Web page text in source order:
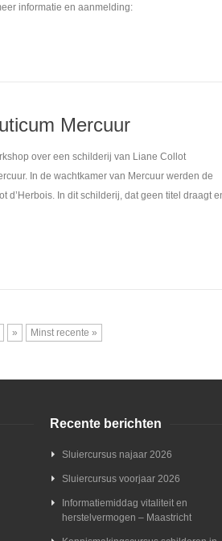
informatie en aanmelding:
Mercuur
over een schilderij van Liane Collot
In de wachtkamer van Mercuur werden de
d’Herbois. In dit schilderij, dat geen titel draagt
» Minst recente »
Recente berichten
Sluiercursus najaar 2026
Sluiercursus voorjaar 2026
Informatiemiddag vitaliteit en
herstelvermogen – Maastricht